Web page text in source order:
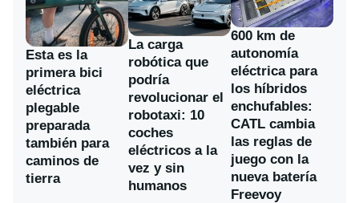
Esta es la
primera bici
eléctrica
plegable
preparada
también para
caminos de
tierra
La carga
robótica que
podría
revolucionar el
robotaxi: 10
coches
eléctricos a la
vez y sin
humanos
600 km de
autonomía
eléctrica para
los híbridos
enchufables:
CATL cambia
las reglas de
juego con la
nueva batería
Freevoy